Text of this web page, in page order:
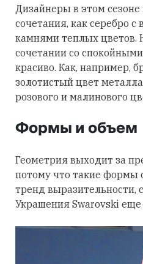
Дизайнеры в этом
сочетания, как серебро
камнями теплых цветов.
сочетании со
красиво. Как, например,
золотистый цвет
розового и малинового
Формы и объем
Геометрия выходит за
потому что такие формы
тренд выразительности,
Украшения Swarovski